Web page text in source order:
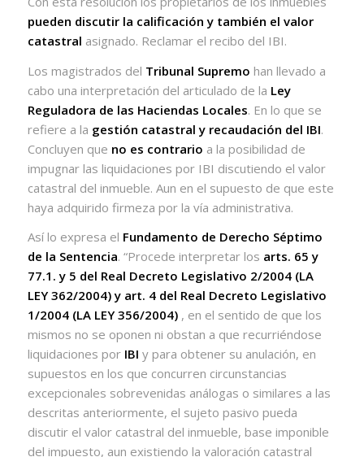
pueden discutir la calificación y también el valor
catastral asignado. Reclamar el recibo del IBI.
Los magistrados del Tribunal Supremo han llevado a
cabo una interpretación del articulado de la Ley
Reguladora de las Haciendas Locales. En lo que se
refiere a la gestión catastral y recaudación del IBI.
Concluyen que no es contrario a la posibilidad de
impugnar las liquidaciones por IBI discutiendo el valor
catastral del inmueble. Aun en el supuesto de que este
haya adquirido firmeza por la vía administrativa.
Así lo expresa el Fundamento de Derecho Séptimo
de la Sentencia. “Procede interpretar los arts. 65 y
77.1. y 5 del Real Decreto Legislativo 2/2004 (LA
LEY 362/2004) y art. 4 del Real Decreto Legislativo
1/2004 (LA LEY 356/2004), en el sentido de que los
mismos no se oponen ni obstan a que recurriéndose
liquidaciones por IBI y para obtener su anulación, en
supuestos en los que concurren circunstancias
excepcionales sobrevenidas análogas o similares a las
descritas anteriormente, el sujeto pasivo pueda
discutir el valor catastral del inmueble, base imponible
del impuesto, aun existiendo la valoración catastral